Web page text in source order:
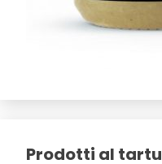
Prodotti al